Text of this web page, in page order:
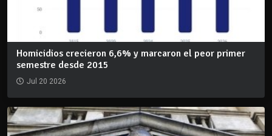
Homicidios crecieron 6,6% y marcaron el peor primer
semestre desde 2015
Jul 20 2026